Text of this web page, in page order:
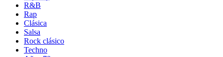
R&B
Rap
Clásica
Salsa
Rock clásico
Techno